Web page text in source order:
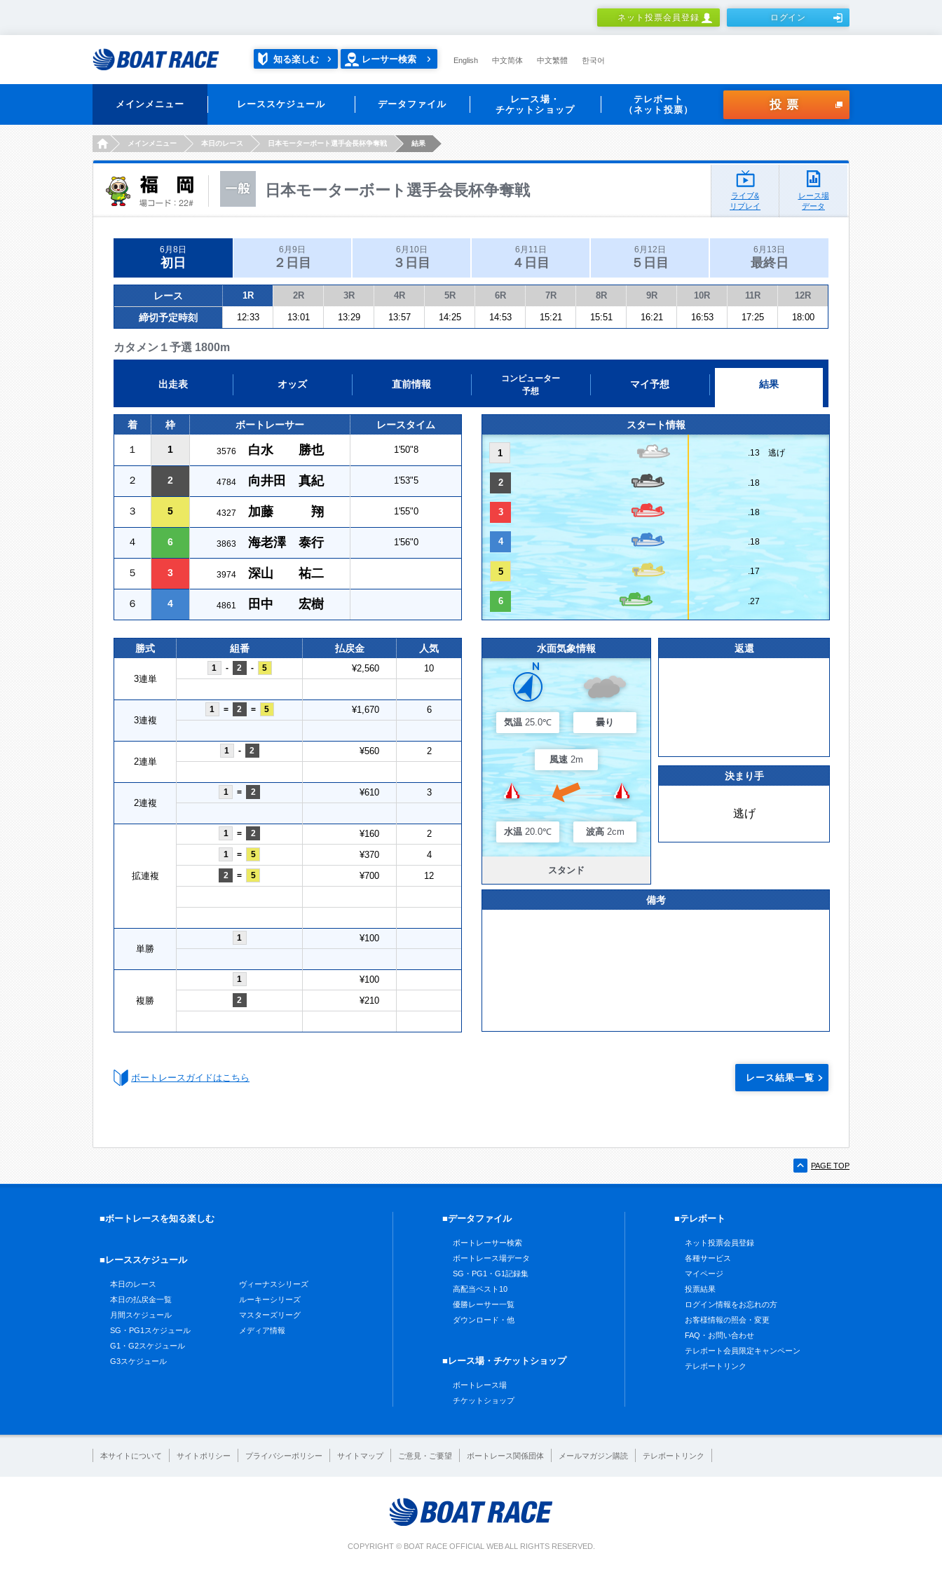
ネット投票会員登録 ログイン
知る楽しむ レーサー検索 English 中文简体 中文繁體 한국어
メインメニュー レーススケジュール データファイル
レース場・
チケットショップ
テレボート
（ネット投票）
投票
HOMEメインメニュー 本日のレース 日本モーターボート選手会長杯争奪戦 結果
日本モーターボート選手会長杯争奪戦
ライブ&
リプレイ
レース場
データ
6月8日
初日
6月9日
２日目
6月10日
３日目
6月11日
４日目
6月12日
５日目
6月13日
最終日
レース 1R 2R 3R 4R 5R 6R 7R 8R 9R 10R 11R 12R
締切予定時刻 12:33 13:01 13:29 13:57 14:25 14:53 15:21 15:51 16:21 16:53 17:25 18:00
カタメン１予選 1800m
出走表 オッズ 直前情報
コンピューター
予想
マイ予想 結果
着 枠 ボートレーサー レースタイム
１ 1 3576 白水 勝也 1'50"8
２ 2 4784 向井田 真紀 1'53"5
３ 5 4327 加藤 翔 1'55"0
４ 6 3863 海老澤 泰行 1'56"0
５ 3 3974 深山 祐二
６ 4 4861 田中 宏樹
スタート情報
1 .13 逃げ
2 .18
3 .18
4 .18
5 .17
6 .27
勝式 組番 払戻金 人気
3連単
1 - 2 - 5 ¥2,560 10
3連複
1 = 2 = 5 ¥1,670 6
2連単
1 - 2 ¥560 2
2連複
1 = 2 ¥610 3
拡連複
1 = 2 ¥160 2
1 = 5 ¥370 4
2 = 5 ¥700 12
単勝
1 ¥100
複勝
1 ¥100
2 ¥210
水面気象情報
気温 25.0℃ 曇り
風速 2m
水温 20.0℃ 波高 2cm
スタンド
返還
決まり手
逃げ
備考
ボートレースガイドはこちら レース結果一覧
PAGE TOP
■ボートレースを知る楽しむ
■レーススケジュール
本日のレース
本日の払戻金一覧
月間スケジュール
SG・PG1スケジュール
G1・G2スケジュール
G3スケジュール
ヴィーナスシリーズ
ルーキーシリーズ
マスターズリーグ
メディア情報
■データファイル
ボートレーサー検索
ボートレース場データ
SG・PG1・G1記録集
高配当ベスト10
優勝レーサー一覧
ダウンロード・他
■レース場・チケットショップ
ボートレース場
チケットショップ
■テレボート
ネット投票会員登録
各種サービス
マイページ
投票結果
ログイン情報をお忘れの方
お客様情報の照会・変更
FAQ・お問い合わせ
テレボート会員限定キャンペーン
テレボートリンク
本サイトについて サイトポリシー プライバシーポリシー サイトマップ ご意見・ご要望 ボートレース関係団体 メールマガジン購読 テレボートリンク
COPYRIGHT © BOAT RACE OFFICIAL WEB ALL RIGHTS RESERVED.